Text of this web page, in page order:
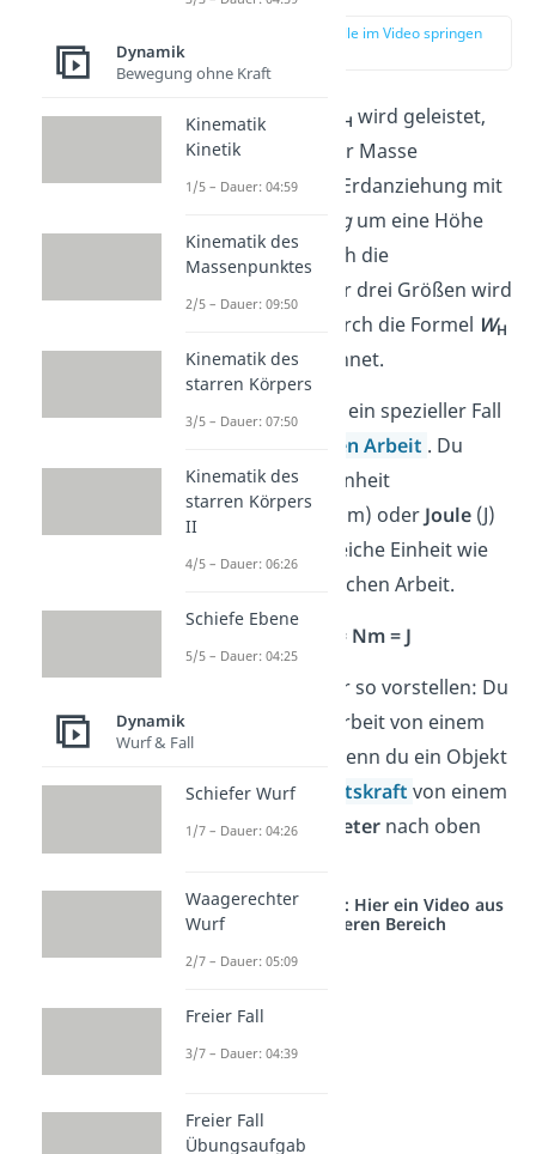
zur Stelle im Video springen
DieHubarbeit W H wird geleistet,
um ein Objekt der Masse
mentgegen der Erdanziehung mit
gum eine Höhe
hzu heben. Durch die
Multiplikation der drei Größen wird
die Hubarbeit durch die Formel WH
= m • g • hberechnet.
Die Hubarbeit ist ein spezieller Fall
mechanischen Arbeit . Du
gibst sie in der Einheit
Newtonmeter
(Nm) oder Joule(J)
an. Das ist die gleiche Einheit wie
bei der mechanischen Arbeit.
] = Nm = J
Das kannst du dir so vorstellen: Du
leistet eine Hubarbeit von einem
Newtonmeter
, wenn du ein Objekt
mit einerGewichtskraft von einem
Newton einen Meternach oben
Studyflix vernetzt: Hier ein Video aus
einem anderen Bereich
Dynamik
Bewegung ohne Kraft
Kinematik
Kinetik
1/5 – Dauer: 04:59
Kinematik des
Massenpunktes
2/5 – Dauer: 09:50
Kinematik des
starren Körpers
3/5 – Dauer: 07:50
Kinematik des
starren Körpers
II
4/5 – Dauer: 06:26
Schiefe Ebene
5/5 – Dauer: 04:25
Dynamik
Wurf & Fall
Schiefer Wurf
1/7 – Dauer: 04:26
Waagerechter
Wurf
2/7 – Dauer: 05:09
Freier Fall
3/7 – Dauer: 04:39
Freier Fall
Übungsaufgab